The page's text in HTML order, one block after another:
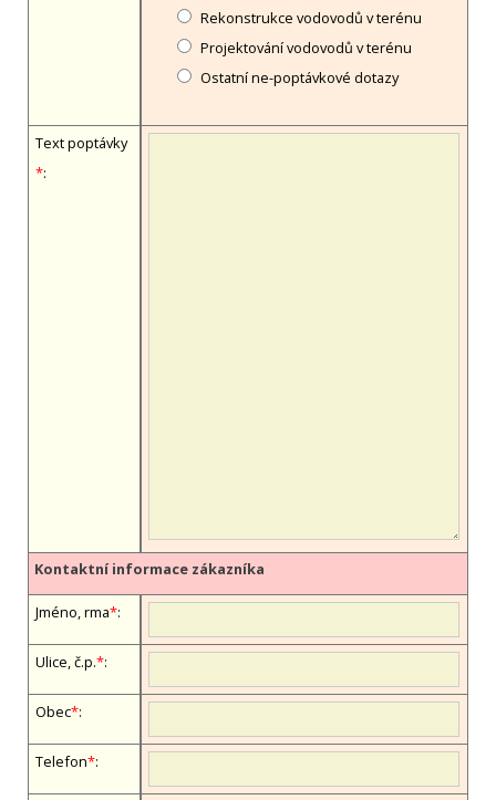
Rekonstrukce vodovodů v terénu
Projektování vodovodů v terénu
Ostatní ne-poptávkové dotazy
Text poptávky
*:
Kontaktní informace zákazníka
Jméno, firma*:
Ulice, č.p.*:
Obec*:
Telefon*: